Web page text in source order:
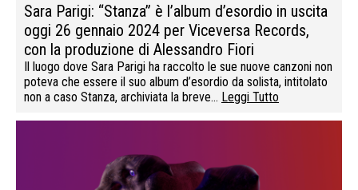
Sara Parigi: “Stanza” è l’album d’esordio in uscita
oggi 26 gennaio 2024 per Viceversa Records,
con la produzione di Alessandro Fiori
Il luogo dove Sara Parigi ha raccolto le sue nuove canzoni non
poteva che essere il suo album d’esordio da solista, intitolato
non a caso Stanza, archiviata la breve… Leggi Tutto